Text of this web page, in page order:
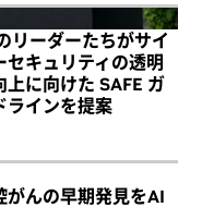
リーダーたちがサイ
セキュリティの透明
上に向けた SAFE ガ
ラインを提案
がんの早期発見をAI